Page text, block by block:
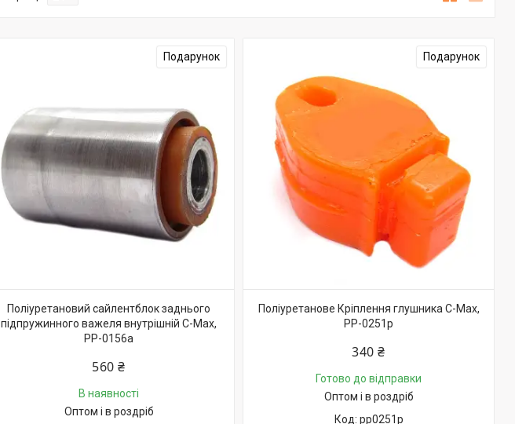
Подарунок
Поліуретановий сайлентблок заднього
підпружинного важеля внутрішній C-Max,
PP-0156a
560 ₴
В наявності
Оптом і в роздріб
Подарунок
Поліуретанове Кріплення глушника C-Max,
PP-0251p
340 ₴
Готово до відправки
Оптом і в роздріб
pp0251p